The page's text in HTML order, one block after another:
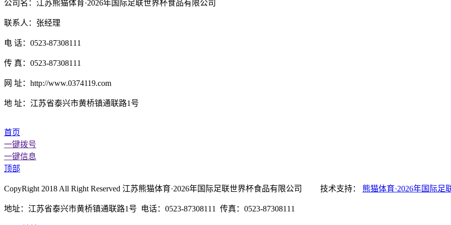
公司名：江苏熊猫体育·2026年国际足联世界杯食品有限公司
联系人：张经理
电 话：0523-87308111
传 真：0523-87308111
网 址：http://www.0374119.com
地 址：江苏省泰兴市黄桥镇通联路1号
首页
一键拨号
一键信息
顶部
CopyRight 2018 All Right Reserved 江苏熊猫体育·2026年国际足联世界杯食品有限公司 技术支持： 熊猫体育·2026年国际足
地址：江苏省泰兴市黄桥镇通联路1号 电话：0523-87308111 传真：0523-87308111